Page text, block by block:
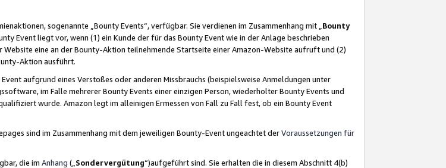
sogenannte „Bounty Events“, verfügbar. Sie verdienen im Zusammenhang mit „ Bounty
Event liegt vor, wenn (1) ein Kunde der für das Bounty Event wie in der Anlage beschrieben
Website eine an der Bounty-Aktion teilnehmende Startseite einer Amazon-Website aufruft und (2)
Aktion ausführt.
aufgrund eines Verstoßes oder anderen Missbrauchs (beispielsweise Anmeldungen unter
im Falle mehrerer Bounty Events einer einzigen Person, wiederholter Bounty Events und
wurde. Amazon legt im alleinigen Ermessen von Fall zu Fall fest, ob ein Bounty Event
sind im Zusammenhang mit dem jeweiligen Bounty-Event ungeachtet derVoraussetzungen für
die im Anhang („ Sondervergütung“)aufgeführt sind. Sie erhalten die in diesem Abschnitt 4(b)